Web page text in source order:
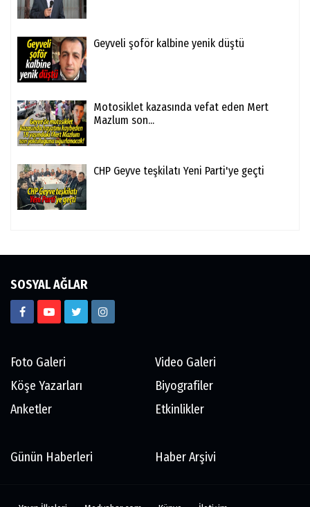
Geyveli şoför kalbine yenik düştü
Motosiklet kazasında vefat eden Mert
Mazlum son...
CHP Geyve teşkilatı Yeni Parti'ye geçti
SOSYAL AĞLAR
Foto Galeri
Video Galeri
Köşe Yazarları
Biyografiler
Anketler
Etkinlikler
Günün Haberleri Haber Arşivi